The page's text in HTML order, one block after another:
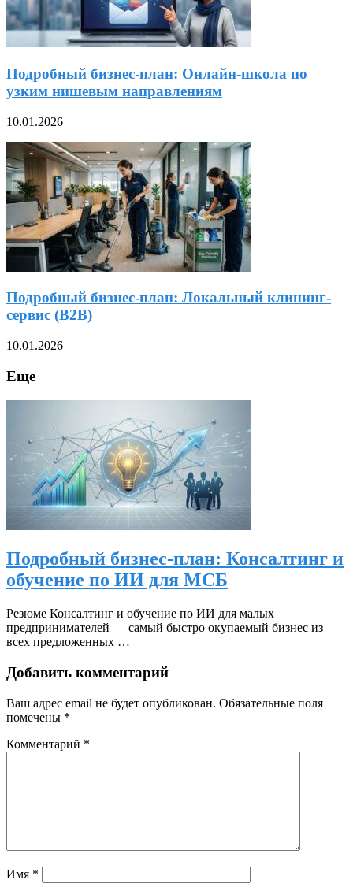
Подробный бизнес-план: Онлайн-школа по
узким нишевым направлениям
10.01.2026
Подробный бизнес-план: Локальный клининг-
сервис (B2B)
10.01.2026
Еще
Подробный бизнес-план: Консалтинг и
обучение по ИИ для МСБ
Резюме Консалтинг и обучение по ИИ для малых
предпринимателей — самый быстро окупаемый бизнес из
всех предложенных …
Добавить комментарий
Ваш адрес email не будет опубликован. Обязательные поля
помечены *
Комментарий *
Имя *